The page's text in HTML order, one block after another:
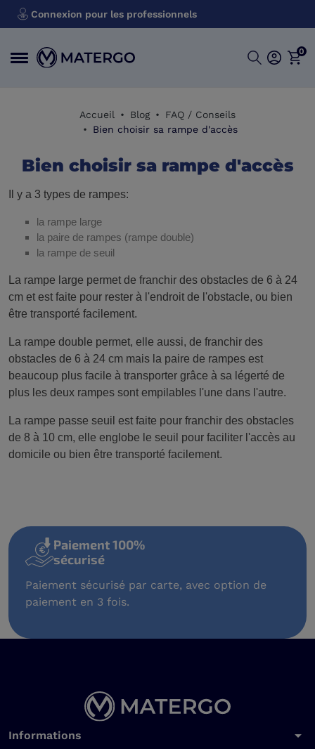
Connexion pour les professionnels
0
Accueil Blog
FAQ / Conseils
Bien choisir sa rampe d'accès
Bien choisir sa rampe d'accès
Il y a 3 types de rampes:
la rampe large
la paire de rampes (rampe double)
la rampe de seuil
La rampe large permet de franchir des obstacles de 6 à 24
cm et est faite pour rester à l'endroit de l'obstacle, ou bien
être transporté facilement.
La rampe double permet, elle aussi, de franchir des
obstacles de 6 à 24 cm mais la paire de rampes est
beaucoup plus facile à transporter grâce à sa légerté de
plus les deux rampes sont empilables l'une dans l'autre.
La rampe passe seuil est faite pour franchir des obstacles
de 8 à 10 cm, elle englobe le seuil pour faciliter l'accès au
domicile ou bien être transporté facilement.
Paiement 100%
sécurisé
Paiement sécurisé par carte, avec option de
paiement en 3 fois.
Informations arrow_drop_down